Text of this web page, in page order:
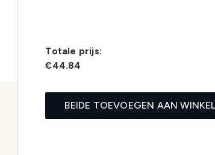
Totale prijs:
€44.84
BEIDE TOEVOEGEN AAN